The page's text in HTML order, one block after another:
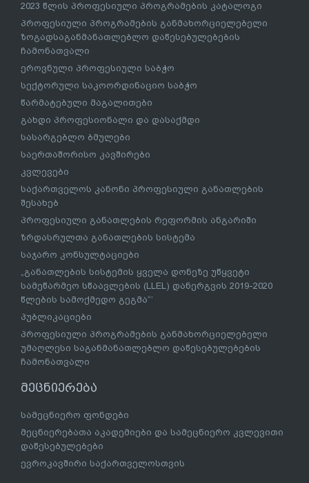
2023 წლის პროფესიული პროგრამების კატალოგი
პროფესიული პროგრამების განმახორციელებელი
ზოგადსაგანმანათლებლო დაწესებულებების
ჩამონათვალი
ეროვნული პროფესიული საბჭო
სექტორული საკოორდინაციო საბჭო
წარმატებული მაგალითები
გახდი პროფესიონალი და დასაქმდი
სასარგებლო ბმულები
საერთაშორისო კავშირები
კვლევები
საქართველოს კანონი პროფესიული განათლების
შესახებ
პროფესიული განათლების რეფორმის ანგარიში
ზრდასრულთა განათლების სისტემა
საჯარო კონსულტაციები
„განათლების სისტემის ყველა დონეზე უწყვეტი
სამეწარმეო სწაავლების (LLEL) დანერგვის 2019-2020
წლების სამოქმედო გეგმა“’
პუბლიკაციები
პროფესიული პროგრამების განმახორციელებელი
უმაღლესი საგანმანათლებლო დაწესებულებების
ჩამონათვალი
მეცნიერება
სამეცნიერო ფონდები
მეცნიერებათა აკადემიები და სამეცნიერო კვლევითი
დაწესებულებები
ევროკავშირი საქართველოსთვის